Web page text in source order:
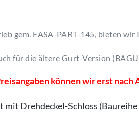
gem. EASA-PART-145, bieten
für die ältere Gurt-Version
Preisangaben können wir erst
Drehdeckel-Schloss (Baureihe